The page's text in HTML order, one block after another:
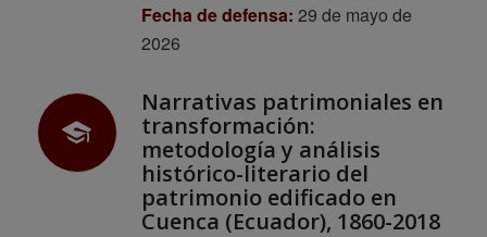
Fecha de defensa: 29 de mayo de
2026
Narrativas patrimoniales en
transformación:
metodología y análisis
histórico-literario del
patrimonio edificado en
Cuenca (Ecuador), 1860-2018